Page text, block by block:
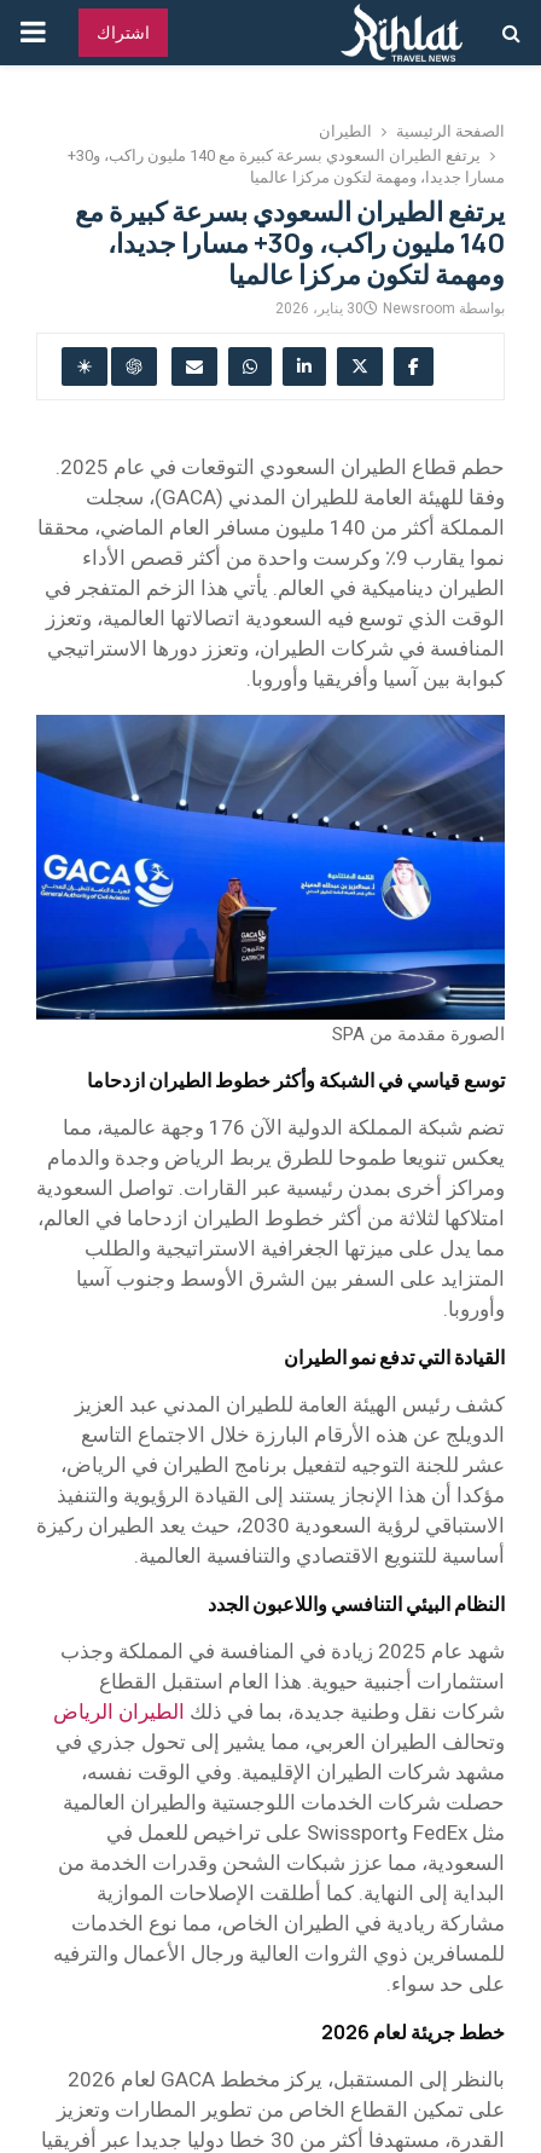
اشتراك
الصفحة الرئيسية
الطيران
يرتفع الطيران السعودي بسرعة كبيرة مع 140 مليون راكب، و30+
مسارا جديدا، ومهمة لتكون مركزا عالميا
يرتفع الطيران السعودي بسرعة كبيرة مع
140 مليون راكب، و30+ مسارا جديدا،
ومهمة لتكون مركزا عالميا
بواسطة Newsroom 30 يناير، 2026
وفقا للهيئة العامة للطيران المدني (GACA)، سجلت
المملكة أكثر من 140 مليون مسافر العام الماضي، محققا
نموا يقارب 9٪ وكرست واحدة من أكثر قصص الأداء
الطيران ديناميكية في العالم. يأتي هذا الزخم المتفجر في
الوقت الذي توسع فيه السعودية اتصالاتها العالمية، وتعزز
المنافسة في شركات الطيران، وتعزز دورها الاستراتيجي
كبوابة بين آسيا وأفريقيا وأوروبا.
الصورة مقدمة من SPA
توسع قياسي في الشبكة وأكثر خطوط الطيران ازدحاما
تضم شبكة المملكة الدولية الآن 176 وجهة عالمية، مما
يعكس تنويعا طموحا للطرق يربط الرياض وجدة والدمام
ومراكز أخرى بمدن رئيسية عبر القارات. تواصل السعودية
امتلاكها لثلاثة من أكثر خطوط الطيران ازدحاما في العالم،
مما يدل على ميزتها الجغرافية الاستراتيجية والطلب
المتزايد على السفر بين الشرق الأوسط وجنوب آسيا
وأوروبا.
القيادة التي تدفع نمو الطيران
كشف رئيس الهيئة العامة للطيران المدني عبد العزيز
الدويلج عن هذه الأرقام البارزة خلال الاجتماع التاسع
عشر للجنة التوجيه لتفعيل برنامج الطيران في الرياض،
مؤكدا أن هذا الإنجاز يستند إلى القيادة الرؤيوية والتنفيذ
الاستباقي لرؤية السعودية 2030، حيث يعد الطيران ركيزة
أساسية للتنويع الاقتصادي والتنافسية العالمية.
النظام البيئي التنافسي واللاعبون الجدد
شهد عام 2025 زيادة في المنافسة في المملكة وجذب
استثمارات أجنبية حيوية. هذا العام استقبل القطاع
شركات نقل وطنية جديدة، بما في ذلك الطيران الرياض
وتحالف الطيران العربي، مما يشير إلى تحول جذري في
مشهد شركات الطيران الإقليمية. وفي الوقت نفسه،
حصلت شركات الخدمات اللوجستية والطيران العالمية
مثل FedEx وSwissport على تراخيص للعمل في
السعودية، مما عزز شبكات الشحن وقدرات الخدمة من
البداية إلى النهاية. كما أطلقت الإصلاحات الموازية
مشاركة ريادية في الطيران الخاص، مما نوع الخدمات
للمسافرين ذوي الثروات العالية ورجال الأعمال والترفيه
على حد سواء.
خطط جريئة لعام 2026
بالنظر إلى المستقبل، يركز مخطط GACA لعام 2026
على تمكين القطاع الخاص من تطوير المطارات وتعزيز
القدرة، مستهدفا أكثر من 30 خطا دوليا جديدا عبر أفريقيا